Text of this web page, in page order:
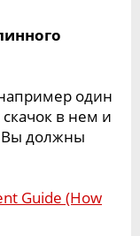
один
в нем и
Вы должны